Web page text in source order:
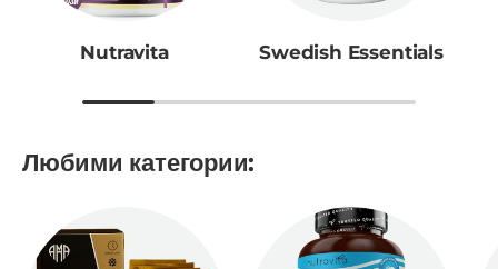
Nutravita Swedish Essentials
Любими категории: